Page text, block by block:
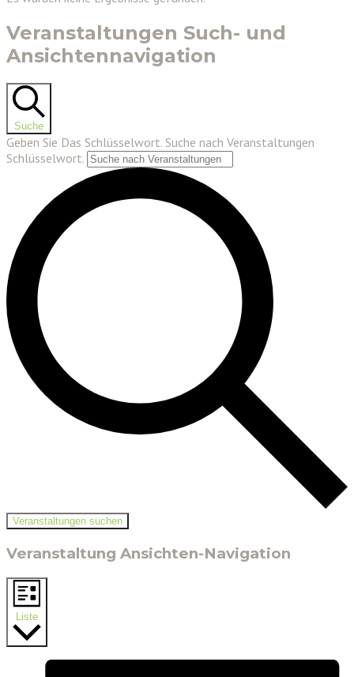
Veranstaltungen Such- und
Ansichtennavigation
Suche
Geben Sie Das Schlüsselwort. Suche nach Veranstaltungen
Schlüsselwort.
Veranstaltungen suchen
Veranstaltung Ansichten-Navigation
Liste